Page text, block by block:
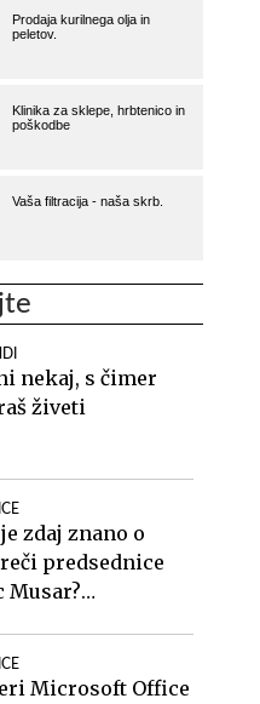
nekaj, s čimer
živeti
zdaj znano o
predsednice
Musar?
Microsoft Office